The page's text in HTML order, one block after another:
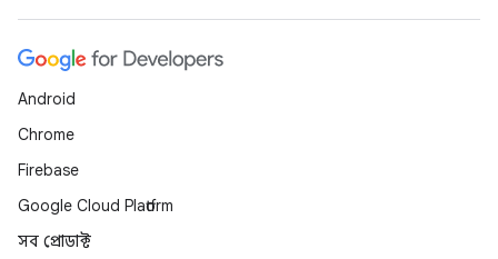
Android
Chrome
Firebase
Google Cloud Platform
সব প্রোডাক্ট